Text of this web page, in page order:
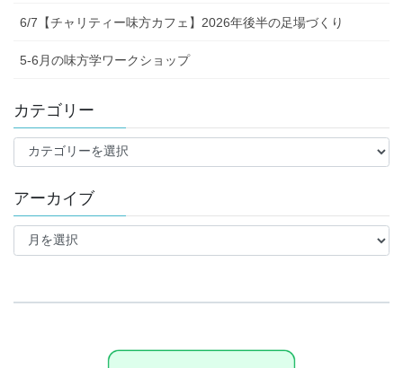
6/7【チャリティー味方カフェ】2026年後半の足場づくり
5-6月の味方学ワークショップ
カテゴリー
テ
リ
ー
アーカイブ
ア
ブ